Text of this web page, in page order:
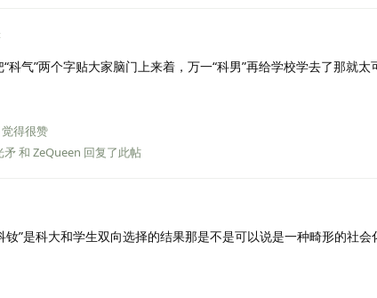
科气”两个字贴大家脑门上来着，万一“科男”再给学校学去了那就太
觉得很赞
矛和 ZeQueen 回复了此帖
钕”是科大和学生双向选择的结果那是不是可以说是一种畸形的社